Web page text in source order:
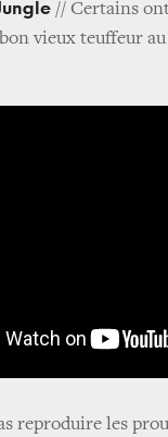
// Certains
vieux teuffeur
reproduire les